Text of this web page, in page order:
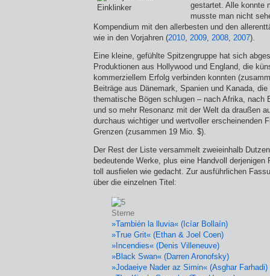
gestartet. Alle konnte
musste man nicht
Kompendium mit den allerbesten und den
wie in den Vorjahren (2010, 2009, 2008, 2007).
Eine kleine, gefühlte Spitzengruppe hat sich
Produktionen aus Hollywood und England, die
kommerziellem Erfolg verbinden konnten
Beiträge aus Dänemark, Spanien und Kanada,
thematische Bögen schlugen – nach Afrika, nach
und so mehr Resonanz mit der Welt da draußen
durchaus wichtiger und wertvoller er­scheinenden
Grenzen (zusammen 19 Mio. $).
Der Rest der Liste versammelt zweieinhalb
bedeutende Werke, plus eine Handvoll
toll ausfielen wie gedacht. Zur ausführlichen
über die einzelnen Titel:
»También la lluvia« (Icíar Bollaín)
»True Grit« (Ethan & Joel Coen)
»Incendies« (Denis Villeneuve)
»Black Swan« (Darren Aronofsky)
»Jodaeiye Nader az Simin« (Asghar Farhadi)